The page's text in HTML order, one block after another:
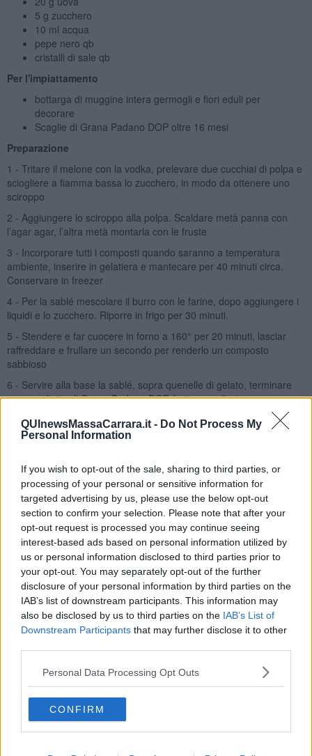
QUInewsMassaCarrara.it - Do Not Process My
Personal Information
If you wish to opt-out of the sale, sharing to third parties, or
processing of your personal or sensitive information for
targeted advertising by us, please use the below opt-out
section to confirm your selection. Please note that after your
opt-out request is processed you may continue seeing
interest-based ads based on personal information utilized by
us or personal information disclosed to third parties prior to
your opt-out. You may separately opt-out of the further
disclosure of your personal information by third parties on the
IAB’s list of downstream participants. This information may
also be disclosed by us to third parties on the IAB’s List of
Downstream Participants that may further disclose it to other
Personal Data Processing Opt Outs
CONFIRM
5 g zucchero
10 ml acqua
pepe nero qb
cristalli di sale qb
Per l'impiattamento
bottarga di muggine intera germogli e fiori eduli per
decorare
Scaglie di Grana Padano DOP oltre 16 mesi
Preparazione
1 - Tritare il melone con la vodka, prelevare due cucchiai di polpa e
sciogliere a fiamma bassa lo zucchero, in modo da ottenere uno
sciroppo
2 - Aggiungere lo sciroppo alla polpa. Scaldare metà panna con
l’agar agar, l’altra metà montarla con le fruste
3 - Incorporare tutti i composti quando saranno a temperatura
ambiente, inserire in gelatiera e mantecare per 40 minuti circa.
Conservare in freezer
4 - Per la sablé mescolare il burro con le farine, dopo aggiungere i
liquidi e lo zucchero. Riporre in frigo per 30 minuti.
5 - Stendere e far cuocere in forno a 160° per 20 minuti, lasciar
raffreddare e frullare un secondo per renderlo un composto
sabbioso
6 - Servire alla base la sablé, sopra quenelle di gelato, terminare
con scagliette di Grana Padano DOP, bottarga e fiori
Rubina Rovini
Se vuoi leggere le notizie principali della Toscana iscriviti alla
Newsletter QUInews - ToscanaMedia.Arriva gratis tutti i giorni
alle 20:00 direttamente nella tua casella di posta.
Basta cliccareQUI
Ti potrebbe interessare anche:
Articoli dal Blog “Raccontare di Gusto” di Rubina Rovini
Vellutata di cime di rapa al cumino e latte di cocco
lavanda
Meloncino, liquore al melone mantovano IGP
Gelato al melone mantovano
Liquore al melone mantovano igp e peperoncino
Bon Bon di melone mantovano igp al grana padano